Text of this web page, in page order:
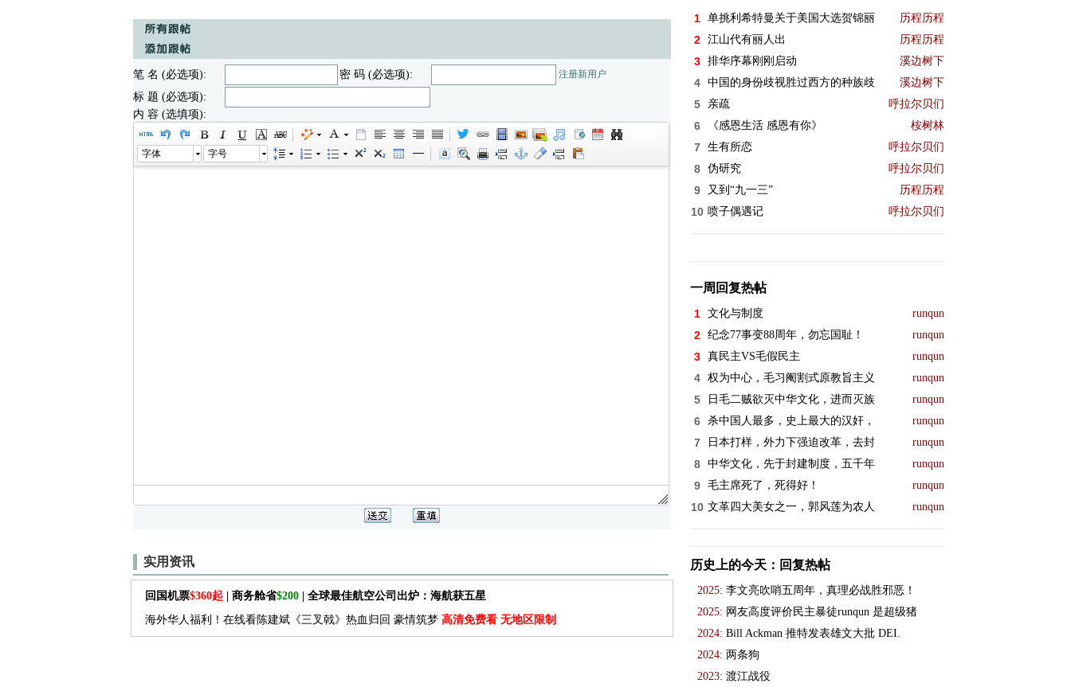
笔 名 (必选项): 密 码 (必选项): 注册新用户
标 题 (必选项):
内 容 (选填项):
字体 字号
实用资讯
回国机票$360起 | 商务舱省$200| 全球最佳航空公司出炉：海航获五星
海外华人福利！在线看陈建斌《三叉戟》热血归回 豪情筑梦 高清免费看 无地区限制
1 单挑利希特曼关于美国大选贺锦丽 历程历程
2 江山代有丽人出 历程历程
3 排华序幕刚刚启动 溪边树下
4 中国的身份歧视胜过西方的种族歧 溪边树下
5 亲疏 呼拉尔贝们
6 《感恩生活 感恩有你》 桉树林
7 生有所恋 呼拉尔贝们
8 伪研究 呼拉尔贝们
9 又到“九一三” 历程历程
10 喷子偶遇记 呼拉尔贝们
一周回复热帖
1 文化与制度 runqun
2 纪念77事变88周年，勿忘国耻！ runqun
3 真民主VS毛假民主 runqun
4 权为中心，毛习阉割式原教旨主义 runqun
5 日毛二贼欲灭中华文化，进而灭族 runqun
6 杀中国人最多，史上最大的汉奸， runqun
7 日本打样，外力下强迫改革，去封 runqun
8 中华文化，先于封建制度，五千年 runqun
9 毛主席死了，死得好！ runqun
10 文革四大美女之一，郭风莲为农人 runqun
历史上的今天：回复热帖
2025: 李文亮吹哨五周年，真理必战胜邪恶！
2025: 网友高度评价民主暴徒runqun 是超级猪
2024: Bill Ackman 推特发表雄文大批 DEI.
2024: 两条狗
2023: 渡江战役